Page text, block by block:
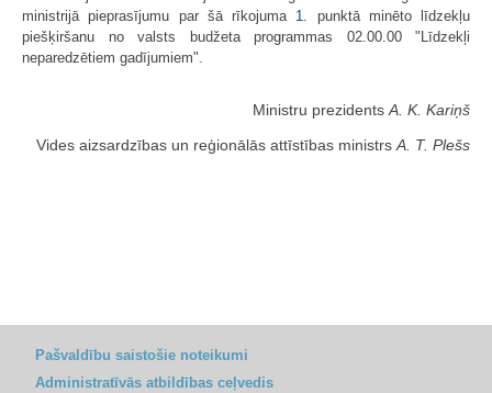
ministrijā pieprasījumu par šā rīkojuma 1.
punktā minēto līdzekļu
piešķiršanu no valsts budžeta programmas 02.00.00 "Līdzekļi
neparedzētiem gadījumiem".
Ministru prezidents A. K. Kariņš
Vides aizsardzības un reģionālās attīstības ministrs A. T. Plešs
Pašvaldību saistošie noteikumi
Administratīvās atbildības ceļvedis